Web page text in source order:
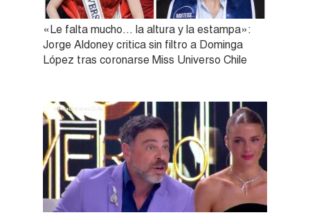
«Le falta mucho… la altura y la estampa»:
Jorge Aldoney critica sin filtro a Dominga
López tras coronarse Miss Universo Chile